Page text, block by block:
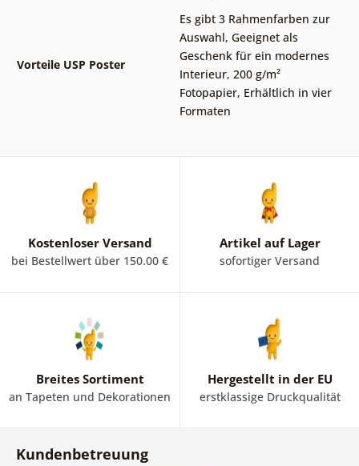
Vorteile USP Poster
Es gibt 3 Rahmenfarben zur
Auswahl, Geeignet als
Geschenk für ein modernes
Interieur, 200 g/m²
Fotopapier, Erhältlich in vier
Formaten
Kostenloser Versand
bei Bestellwert über 150.00 €
Artikel auf Lager
sofortiger Versand
Breites Sortiment
an Tapeten und Dekorationen
Hergestellt in der EU
erstklassige Druckqualität
Kundenbetreuung